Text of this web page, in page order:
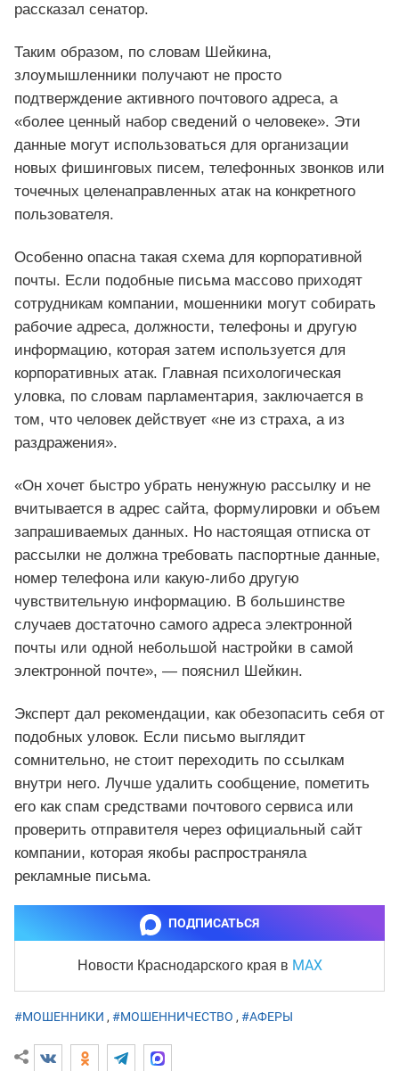
рассказал сенатор.
Таким образом, по словам Шейкина,
злоумышленники получают не просто
подтверждение активного почтового адреса, а
«более ценный набор сведений о человеке». Эти
данные могут использоваться для организации
новых фишинговых писем, телефонных звонков или
точечных целенаправленных атак на конкретного
пользователя.
Особенно опасна такая схема для корпоративной
почты. Если подобные письма массово приходят
сотрудникам компании, мошенники могут собирать
рабочие адреса, должности, телефоны и другую
информацию, которая затем используется для
корпоративных атак. Главная психологическая
уловка, по словам парламентария, заключается в
том, что человек действует «не из страха, а из
раздражения».
«Он хочет быстро убрать ненужную рассылку и не
вчитывается в адрес сайта, формулировки и объем
запрашиваемых данных. Но настоящая отписка от
рассылки не должна требовать паспортные данные,
номер телефона или какую-либо другую
чувствительную информацию. В большинстве
случаев достаточно самого адреса электронной
почты или одной небольшой настройки в самой
электронной почте», — пояснил Шейкин.
Эксперт дал рекомендации, как обезопасить себя от
подобных уловок. Если письмо выглядит
сомнительно, не стоит переходить по ссылкам
внутри него. Лучше удалить сообщение, пометить
его как спам средствами почтового сервиса или
проверить отправителя через официальный сайт
компании, которая якобы распространяла
рекламные письма.
ПОДПИСАТЬСЯ
Новости Краснодарского края в MAX
#МОШЕННИКИ , #МОШЕННИЧЕСТВО , #АФЕРЫ